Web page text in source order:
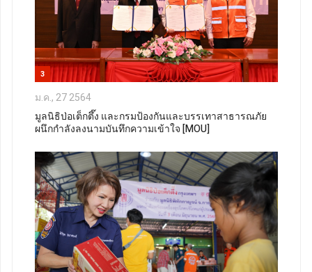
3
ม.ค., 27 2564
มูลนิธิป่อเต็กตึ๊ง และกรมป้องกันและบรรเทาสาธารณภัย
ผนึกกำลังลงนามบันทึกความเข้าใจ [MOU]